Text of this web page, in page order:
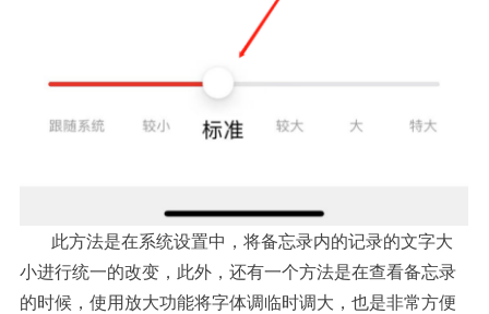
此方法是在系统设置中，将备忘录内的记录的文字大
小进行统一的改变，此外，还有一个方法是在查看备忘录
的时候，使用放大功能将字体调临时调大，也是非常方便